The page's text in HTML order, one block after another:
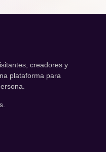
creadores y
plataforma para